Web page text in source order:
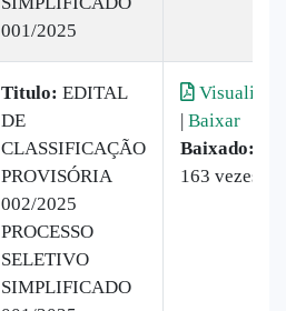
001/2025
Titulo: EDITAL
DE
CLASSIFICAÇÃO
PROVISÓRIA
002/2025
PROCESSO
SELETIVO
SIMPLIFICADO
Visualizar
| Baixar
Baixado:
163 vezes